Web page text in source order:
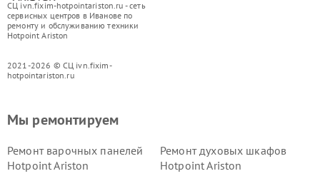
СЦ ivn.fixim-hotpointariston.ru - сеть
сервисных центров в Иванове по
ремонту и обслуживанию техники
Hotpoint Ariston
2021-2026 © СЦ ivn.fixim-
hotpointariston.ru
Мы ремонтируем
Ремонт варочных панелей
Hotpoint Ariston
Ремонт духовых шкафов
Hotpoint Ariston